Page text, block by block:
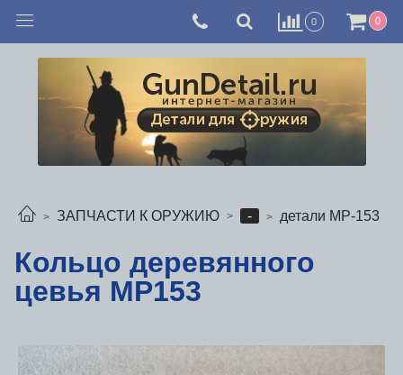
0 0
ЗАПЧАСТИ К ОРУЖИЮ - детали МР-153
Кольцо деревянного
цевья МР153